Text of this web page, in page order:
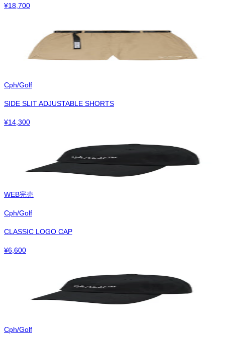
¥18,700
Cph/Golf
SIDE SLIT ADJUSTABLE SHORTS
¥14,300
WEB完売
Cph/Golf
CLASSIC LOGO CAP
¥6,600
Cph/Golf